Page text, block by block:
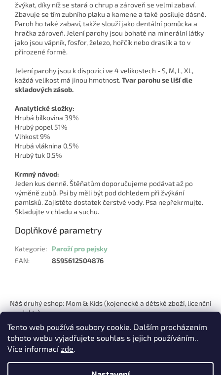
Tento web používá soubory cookie. Dalším procházením
tohoto webu vyjadřujete souhlas s jejich používáním..
Více informacízde.
žvýkat, díky níž se stará o chrup a zároveň se velmi zabaví.
Zbavuje se tím zubního plaku a kamene a také posiluje dásně.
Paroh ho také zabaví, takže slouží jako dentální pomůcka a
hračka zároveň. Jelení parohy jsou bohaté na minerální látky
jako jsou vápník, fosfor, železo, hořčík nebo draslík a to v
přirozené formě.
Jelení parohy jsou k dispozici ve 4 velikostech - S, M, L, XL,
každá velikost má jinou hmotnost. Tvar parohu se liší dle
skladových zásob.
Analytické složky:
Hrubá bílkovina 39%
Hrubý popel 51%
Vlhkost 9%
Hrubá vláknina 0,5%
Hrubý tuk 0,5%
Krmný návod:
Jeden kus denně. Štěňatům doporučujeme podávat až po
výměně zubů. Psi by měli být pod dohledem při žvýkání
pamlsků. Zajistěte dostatek čerstvé vody. Psa nepřekrmujte.
Skladujte v chladu a suchu.
Doplňkové parametry
Kategorie:
Paroží pro pejsky
EAN: 8595612504876
p
Náš druhý eshop: Mom & Kids (kojenecké a dětské zboží, licenční
produkty)